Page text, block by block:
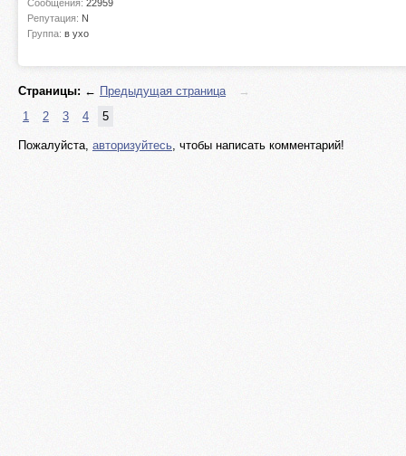
Сообщения: 22959
Репутация: N
Группа: в ухо
Страницы: ← Предыдущая страница
→
1
2 3 4 5
Пожалуйста, авторизуйтесь, чтобы написать комментарий!